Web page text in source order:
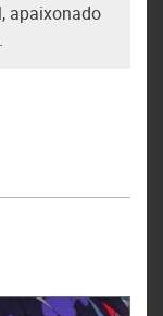
apaixonado